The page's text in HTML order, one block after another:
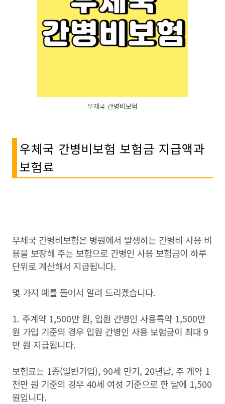
우체국 간병비보험
우체국 간병비보험 보험금 지급액과
보험료
우체국 간병비보험은 병원에서 발생하는 간병비 사용 비
용을 보장해 주는 보험으로 간병인 사용 보험금이 하루
단위로 계산해서 지급됩니다.
몇 가지 예를 들어서 알려 드리겠습니다.
1. 주계약 1,500만 원, 입원 간병인 사용특약 1,500만
원 가입 기준의 경우 입원 간병인 사용 보험금이 최대 9
만 원 지급됩니다.
보험료는 1종(일반가입), 90세 만기, 20년납, 주 계약 1
천만 원 기준의 경우 40세 여성 기준으로 한 달에 1,500
원입니다.